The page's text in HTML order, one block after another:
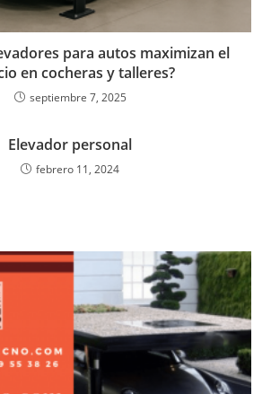
para autos maximizan el
en cocheras y talleres?
septiembre 7, 2025
Elevador personal
febrero 11, 2024